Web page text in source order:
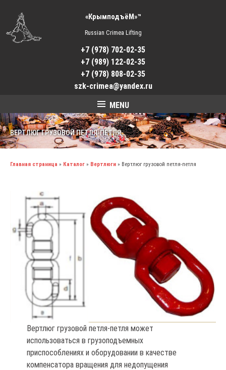
«КрымподъёМ»™
Russian Crimea Lifting
+7 (978) 702-02-35
+7 (989) 122-02-35
+7 (978) 808-02-35
szk-crimea@yandex.ru
MENU
ВЕРТЛЮГ ГРУЗОВОЙ ПЕТЛЯ-ПЕТЛЯ
Главная страница » Каталог » Вертлюги » Вертлюг грузовой петля-петля
Вертлюг грузовой петля-петля может
использоваться в грузоподъемных
приспособлениях и оборудовании в качестве
компенсатора вращения для недопущения